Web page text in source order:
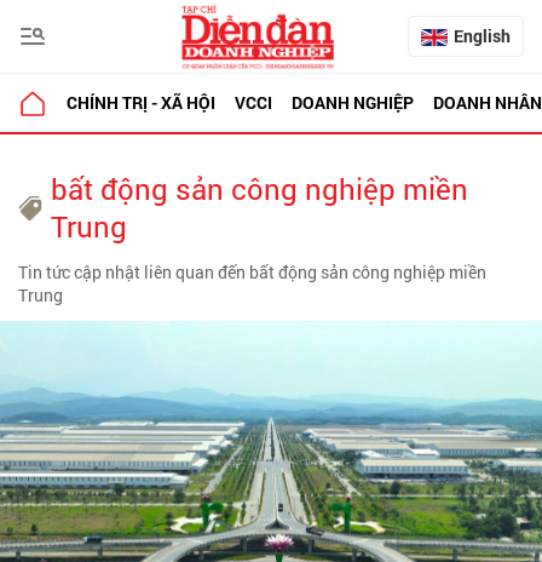
English
CHÍNH TRỊ - XÃ HỘI VCCI DOANH NGHIỆP DOANH NHÂN
bất động sản công nghiệp miền
Trung
Tin tức cập nhật liên quan đến bất động sản công nghiệp miền
Trung